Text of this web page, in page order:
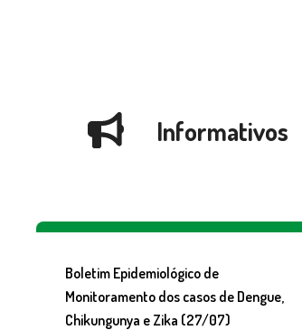
Informativos
Boletim Epidemiológico de
Monitoramento dos casos de Dengue,
Chikungunya e Zika (27/07)